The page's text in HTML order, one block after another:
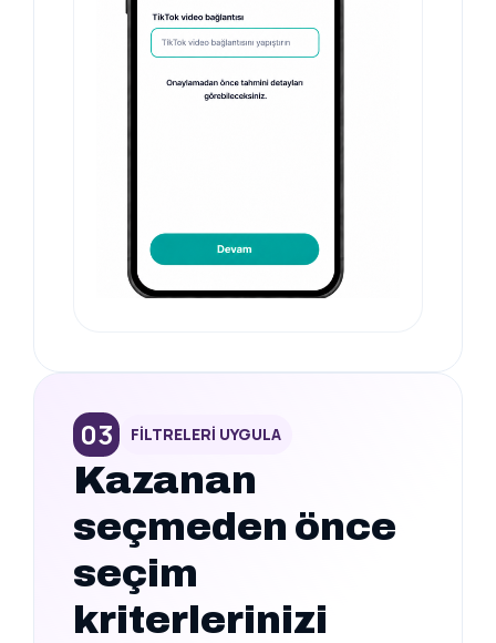
03 FİLTRELERİ UYGULA
Kazanan
seçmeden önce
seçim
kriterlerinizi